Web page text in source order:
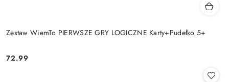
Zestaw WiemTo PIERWSZE GRY LOGICZNE Karty+Pudełko 5+
Cena:
72.99